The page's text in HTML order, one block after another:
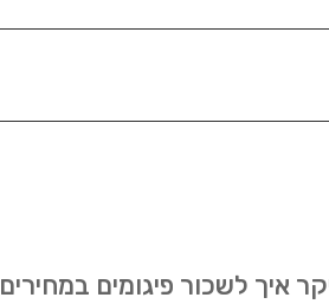
איך לשכור פיגומים במחירים